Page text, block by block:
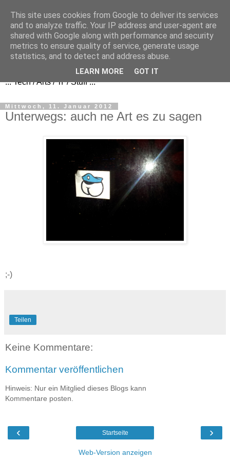
FezBook
... Tech / Arts / 'n' / Stuff ...
Mittwoch, 11. Januar 2012
Unterwegs: auch ne Art es zu sagen
;-)
Teilen
Keine Kommentare:
Kommentar veröffentlichen
Hinweis: Nur ein Mitglied dieses Blogs kann
Kommentare posten.
‹ ›
Startseite
Web-Version anzeigen
This site uses cookies from Google to deliver its services
and to analyze traffic. Your IP address and user-agent are
shared with Google along with performance and security
metrics to ensure quality of service, generate usage
statistics, and to detect and address abuse.
LEARN MORE GOT IT